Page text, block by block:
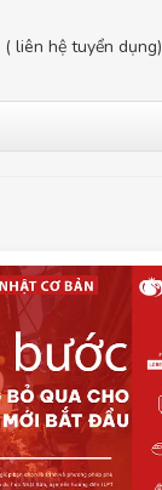
( liên hệ tuyển dụng)